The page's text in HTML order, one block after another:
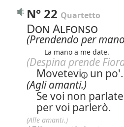
N° 22 Quartetto
Don Alfonso
(Prendendo per
La mano a me date.
(Despina prende
Movetevi
un po'.
(Agli amanti.)
Se voi non
per voi parlerò.
(Alle amanti.)